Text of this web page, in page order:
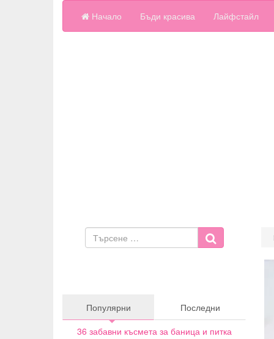
Начало Бъди красива Лайфстайл
Популярни
Последни
36 забавни късмета за баница и питка